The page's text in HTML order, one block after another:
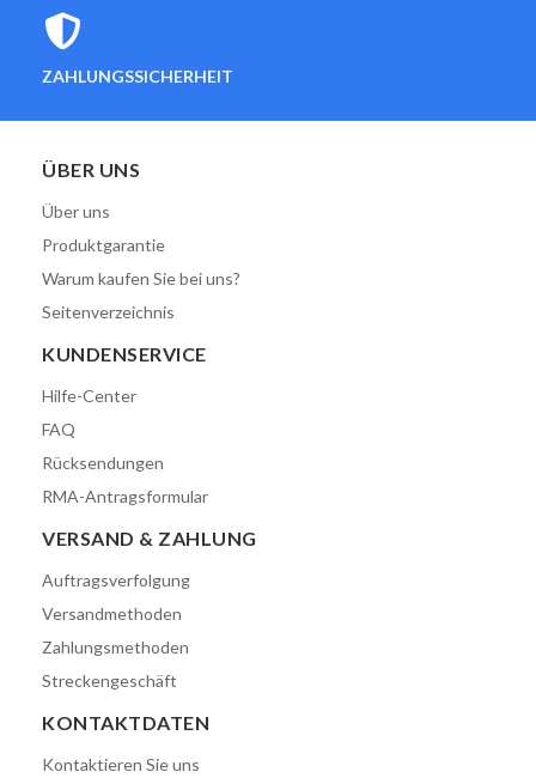
ZAHLUNGSSICHERHEIT
ÜBER UNS
Über uns
Produktgarantie
Warum kaufen Sie bei uns?
Seitenverzeichnis
KUNDENSERVICE
Hilfe-Center
FAQ
Rücksendungen
RMA-Antragsformular
VERSAND & ZAHLUNG
Auftragsverfolgung
Versandmethoden
Zahlungsmethoden
Streckengeschäft
KONTAKTDATEN
Kontaktieren Sie uns